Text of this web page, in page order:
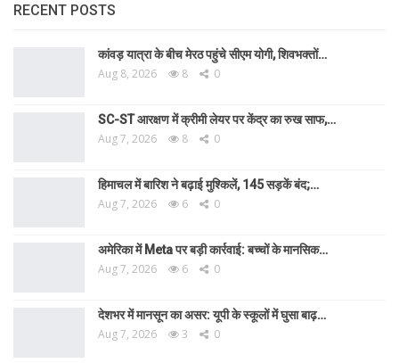
RECENT POSTS
कांवड़ यात्रा के बीच मेरठ पहुंचे सीएम योगी, शिवभक्तों…
Aug 8, 2026 8 0
SC-ST आरक्षण में क्रीमी लेयर पर केंद्र का रुख साफ,…
Aug 7, 2026 8 0
हिमाचल में बारिश ने बढ़ाई मुश्किलें, 145 सड़कें बंद;…
Aug 7, 2026 6 0
अमेरिका में Meta पर बड़ी कार्रवाई: बच्चों के मानसिक…
Aug 7, 2026 6 0
देशभर में मानसून का असर: यूपी के स्कूलों में घुसा बाढ़…
Aug 7, 2026 3 0